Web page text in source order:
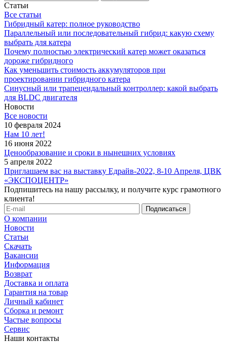
Статьи
Все статьи
Гибридный катер: полное руководство
Параллельный или последовательный гибрид: какую схему
выбрать для катера
Почему полностью электрический катер может оказаться
дороже гибридного
Как уменьшить стоимость аккумуляторов при
проектировании гибридного катера
Синусный или трапецеидальный контроллер: какой выбрать
для BLDC двигателя
Новости
Все новости
10 февраля 2024
Нам 10 лет!
16 июня 2022
Ценообразование и сроки в нынешних условиях
5 апреля 2022
Приглашаем вас на выставку Едрайв-2022, 8-10 Апреля, ЦВК
«ЭКСПОЦЕНТР»
Подпишитесь на нашу рассылку, и получите курс грамотного
клиента!
О компании
Новости
Статьи
Скачать
Вакансии
Информация
Возврат
Доставка и оплата
Гарантия на товар
Личный кабинет
Сборка и ремонт
Частые вопросы
Сервис
Наши контакты